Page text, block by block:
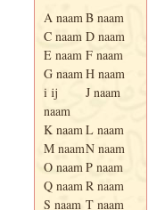
A naamB naam
C naam D naam
E naam F naam
G naamH naam
i ij
naam
J naam
K naamL naam
M naamN naam
O naamP naam
Q naamR naam
S naam T naam